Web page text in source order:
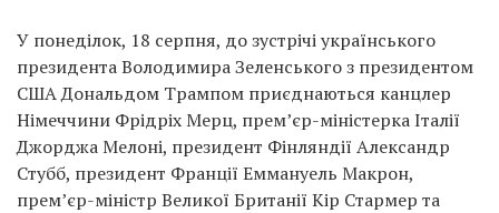
У понеділок, 18 серпня, до зустрічі українського
президента Володимира Зеленського з президентом
США Дональдом Трампом приєднаються канцлер
Німеччини Фрідріх Мерц, прем’єр-міністерка Італії
Джорджа Мелоні, президент Фінляндії Александр
Стубб, президент Франції Еммануель Макрон,
прем’єр-міністр Великої Британії Кір Стармер та